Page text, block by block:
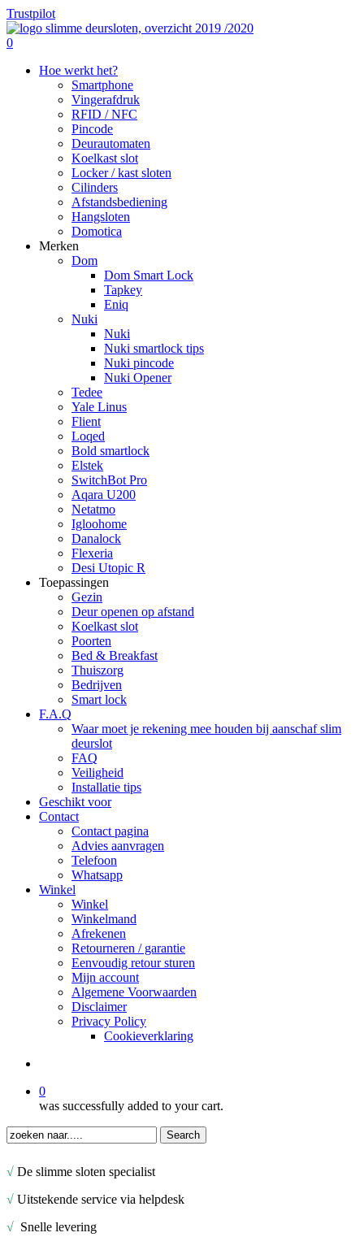
Skip
to
main
Trustpilot
search
0
Hoe werkt het?
Smartphone
Vingerafdruk
RFID / NFC
Pincode
Deurautomaten
Koelkast slot
Locker / kast sloten
Cilinders
Afstandsbediening
Hangsloten
Domotica
Merken
Dom
Dom Smart Lock
Tapkey
Eniq
Nuki
Nuki
Nuki smartlock tips
Nuki pincode
Nuki Opener
Tedee
Yale Linus
Flient
Loqed
Bold smartlock
Elstek
SwitchBot Pro
Aqara U200
Netatmo
Igloohome
Danalock
Flexeria
Desi Utopic R
Toepassingen
Gezin
Deur openen op afstand
Koelkast slot
Poorten
Bed & Breakfast
Thuiszorg
Bedrijven
Smart lock
F.A.Q
Waar moet je rekening mee houden bij aanschaf slim
deurslot
FAQ
Veiligheid
Installatie tips
Geschikt voor
Contact
Contact pagina
Advies aanvragen
Telefoon
Whatsapp
Winkel
Winkel
Winkelmand
Afrekenen
Retourneren / garantie
Eenvoudig retour sturen
Mijn account
Algemene Voorwaarden
Disclaimer
Privacy Policy
Cookieverklaring
0
was successfully added to your cart.
Search
Search
√ De slimme sloten specialist
√ Uitstekende service via helpdesk
√ Snelle levering